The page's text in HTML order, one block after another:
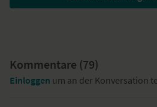
wenn heute etwas nicht so klappt, wie du
Bleibe dran, gib nicht auf und sei gut zu
Kommentare (79)
Einloggen um an der Konversation